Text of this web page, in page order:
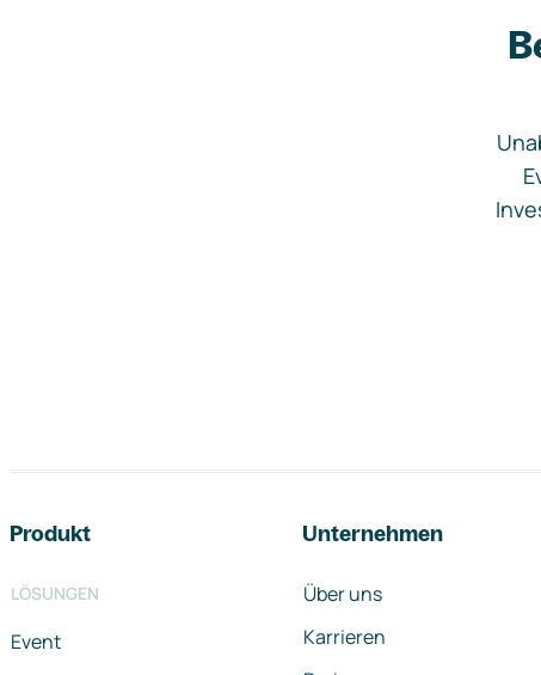
Produkt
LÖSUNGEN
Event
Unternehmen
Über uns
Karrieren